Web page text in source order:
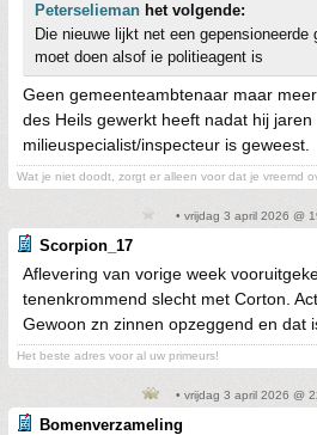
Peterselieman het volgende:
Die nieuwe lijkt net een gepensioneerde
moet doen alsof ie politieagent is
Geen gemeenteambtenaar maar
des Heils gewerkt heeft nadat hij jaren
milieuspecialist/inspecteur is geweest.
Wat je niet doodt, zorgt er alleen voor dat je vreemd
• vrijdag 3 april 2026 @
Scorpion_17
Aflevering van vorige week
tenenkrommend slecht met Corton.
Gewoon zn zinnen opzeggend en dat
Het beste adres voor al uw primeurs!
• vrijdag 3 april 2026 @
Bomenverzameling